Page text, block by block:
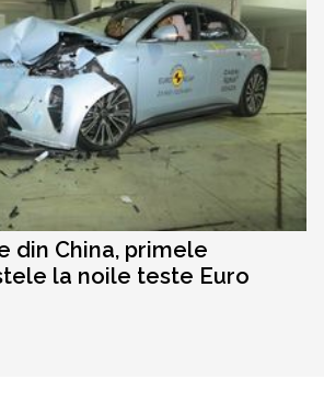
din China, primele
la noile teste Euro